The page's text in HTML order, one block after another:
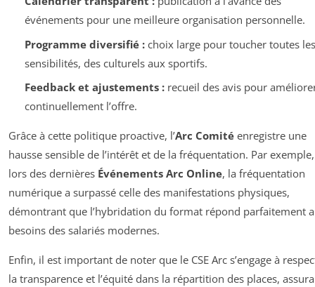
événements pour une meilleure organisation personnelle.
Programme diversifié :choix large pour toucher toutes les
sensibilités, des culturels aux sportifs.
Feedback et ajustements :recueil des avis pour
continuellement l’offre.
Grâce à cette politique proactive, l’Arc Comité enregistre une
hausse sensible de l’intérêt et de la fréquentation. Par exemple,
lors des dernières Événements Arc Online, la fréquentation
numérique a surpassé celle des manifestations physiques,
démontrant que l’hybridation du format répond parfaitement
besoins des salariés modernes.
Enfin, il est important de noter que le CSE Arc s’engage à
la transparence et l’équité dans la répartition des places,